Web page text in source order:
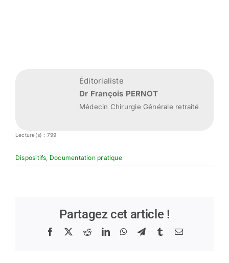
Éditorialiste
Dr François PERNOT
Médecin Chirurgie Générale retraité
Lecture(s) : 799
Dispositifs Documentation pratique
Partagez cet article !
Facebook RedditLinkedInWhatsApp
TelegramTumblrEmail